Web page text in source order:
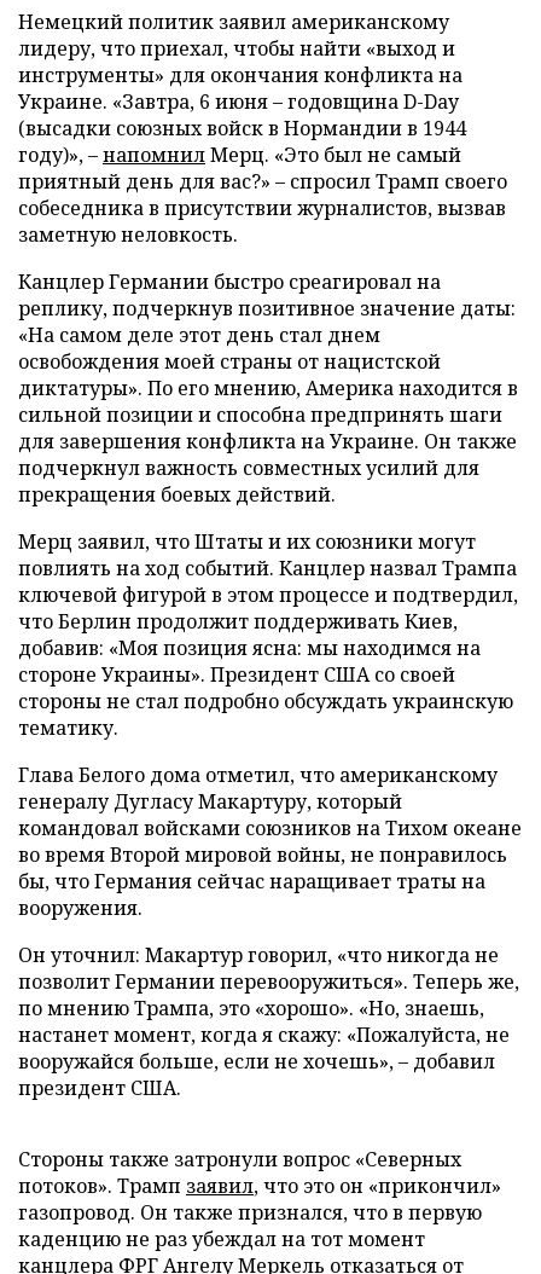
Немецкий политик заявил американскому
лидеру, что приехал, чтобы найти «выход и
инструменты» для окончания конфликта на
Украине. «Завтра, 6 июня – годовщина D-Day
(высадки союзных войск в Нормандии в 1944
году)», –напомнилМерц. «Это был не самый
приятный день для вас?» – спросил Трамп своего
собеседника в присутствии журналистов, вызвав
заметную неловкость.
Канцлер Германии быстро среагировал на
реплику, подчеркнув позитивное значение даты:
«На самом деле этот день стал днем
освобождения моей страны от нацистской
диктатуры». По его мнению, Америка находится в
сильной позиции и способна предпринять шаги
для завершения конфликта на Украине. Он также
подчеркнул важность совместных усилий для
прекращения боевых действий.
Мерц заявил, что Штаты и их союзники могут
повлиять на ход событий. Канцлер назвал Трампа
ключевой фигурой в этом процессе и подтвердил,
что Берлин продолжит поддерживать Киев,
добавив: «Моя позиция ясна: мы находимся на
стороне Украины». Президент США со своей
стороны не стал подробно обсуждать украинскую
тематику.
Глава Белого дома отметил, что американскому
генералу Дугласу Макартуру, который
командовал войсками союзников на Тихом океане
во время Второй мировой войны, не понравилось
бы, что Германия сейчас наращивает траты на
вооружения.
Он уточнил: Макартур говорил, «что никогда не
позволит Германии перевооружиться». Теперь же,
по мнению Трампа, это «хорошо». «Но, знаешь,
настанет момент, когда я скажу: «Пожалуйста, не
вооружайся больше, если не хочешь», – добавил
президент США.
Стороны также затронули вопрос «Северных
потоков». Трамп заявил, что это он «прикончил»
газопровод. Он также признался, что в первую
каденцию не раз убеждал на тот момент
канцлера ФРГ Ангелу Меркель отказаться от